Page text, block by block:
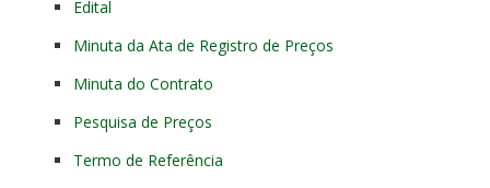
Edital
Minuta da Ata de Registro de Preços
Minuta do Contrato
Pesquisa de Preços
Termo de Referência